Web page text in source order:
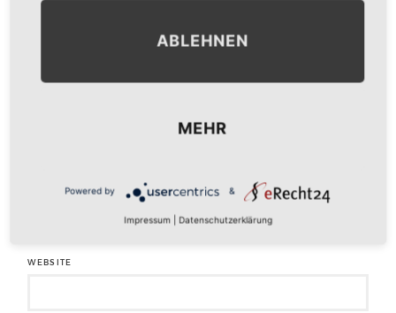
E-MAIL-ADRESSE
WEBSITE
ABLEHNEN
MEHR
Powered by &
Impressum Datenschutzerklärung